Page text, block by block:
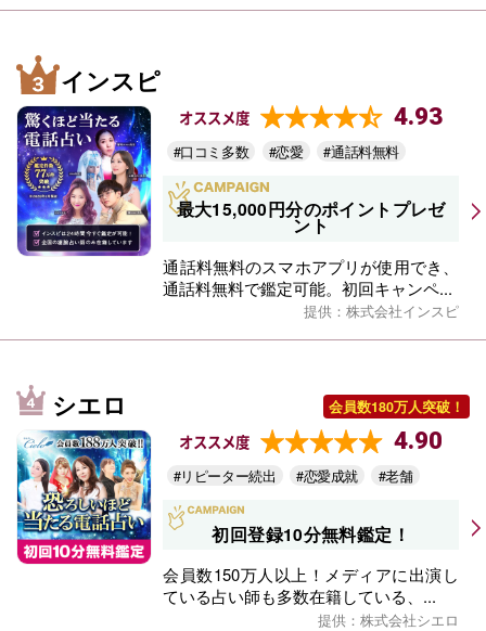
インスピ
オススメ度 4.93
#口コミ多数 #恋愛 #通話料無料
最大15,000円分のポイントプレゼ
ント
通話料無料のスマホアプリが使用でき、
通話料無料で鑑定可能。初回キャンペ...
提供：株式会社インスピ
シエロ 会員数180万人突破！
オススメ度 4.90
#リピーター続出 #恋愛成就 #老舗
初回登録10分無料鑑定！
会員数150万人以上！メディアに出演し
ている占い師も多数在籍している、...
提供：株式会社シエロ